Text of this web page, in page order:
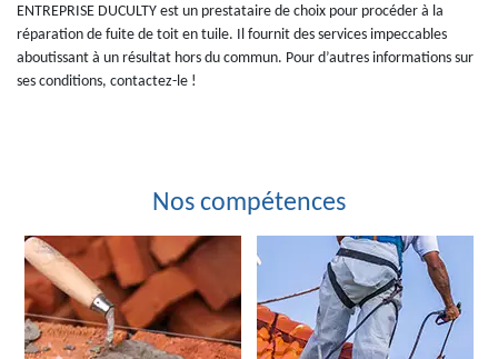
ENTREPRISE DUCULTY est un prestataire de choix pour procéder à la
réparation de fuite de toit en tuile. Il fournit des services impeccables
aboutissant à un résultat hors du commun. Pour d’autres informations sur
ses conditions, contactez-le !
Nos compétences